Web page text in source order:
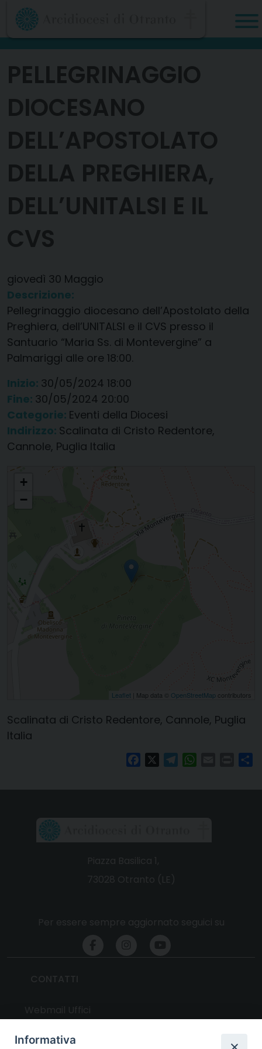
Skip
content
PELLEGRINAGGIO
DIOCESANO
DELL’APOSTOLATO
DELLA PREGHIERA,
DELL’UNITALSI E IL
CVS
giovedì 30 Maggio
Descrizione:
Pellegrinaggio diocesano dell’Apostolato della
Preghiera, dell’UNITALSI e il CVS presso il
Santuario “Maria Ss. di Montevergine” a
Palmariggi alle ore 18:00.
Inizio: 30/05/2024 18:00
Fine: 30/05/2024 20:00
Categorie: Eventi della Diocesi
Indirizzo: Scalinata di Cristo Redentore,
Cannole, Puglia Italia
Pellegrinaggio diocesano dell'Apostolato della Preghiera, dell'UNITALSI e il
CVS+
−
Leaflet | Map data © OpenStreetMap contributors
Scalinata di Cristo Redentore, Cannole, Puglia
Italia
FacebookTelegramWhatsAppPrint
Informativa